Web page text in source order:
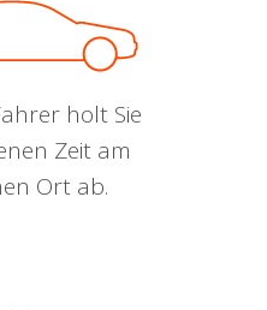
holt Sie
Zeit am
Ort ab.